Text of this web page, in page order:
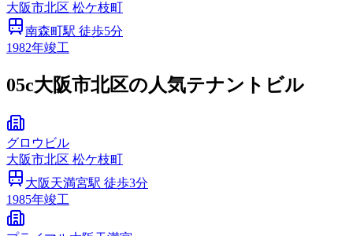
大阪市北区 松ケ枝町
南森町駅 徒歩5分
1982年竣工
05c大阪市北区の人気テナントビル
グロウビル
大阪市北区 松ケ枝町
大阪天満宮駅 徒歩3分
1985年竣工